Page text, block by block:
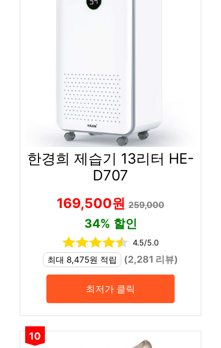
한경희 제습기 13리터 HE-
D707
169,500원 259,000
34% 할인
4.5/5.0
최대 8,475원 적립
(2,281 리뷰)
최저가 클릭
10